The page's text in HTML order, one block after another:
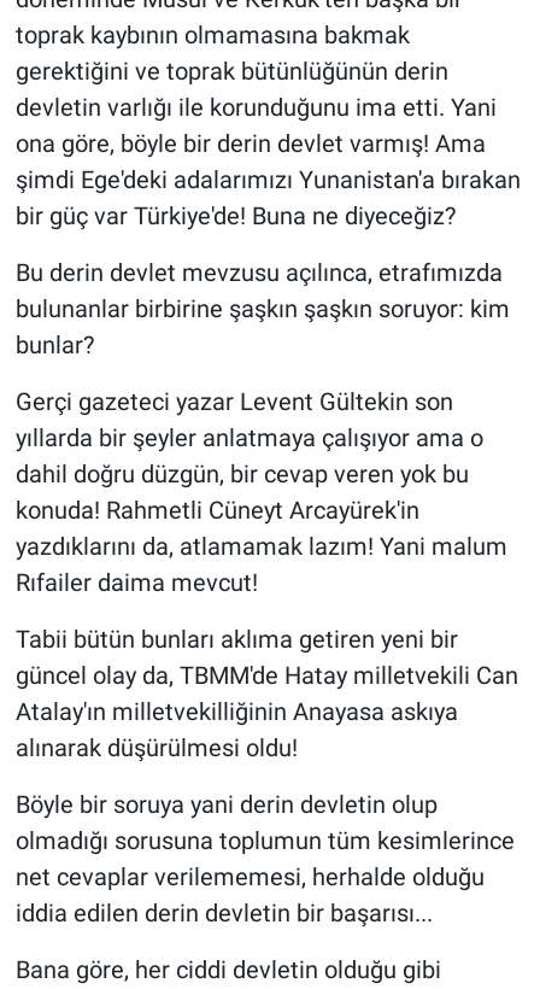
toprak kaybının olmamasına bakmak
gerektiğini ve toprak bütünlüğünün derin
devletin varlığı ile korunduğunu ima etti. Yani
ona göre, böyle bir derin devlet varmış! Ama
şimdi Ege'deki adalarımızı Yunanistan'a bırakan
bir güç var Türkiye'de! Buna ne diyeceğiz?
Bu derin devlet mevzusu açılınca, etrafımızda
bulunanlar birbirine şaşkın şaşkın soruyor: kim
bunlar?
Gerçi gazeteci yazar Levent Gültekin son
yıllarda bir şeyler anlatmaya çalışıyor ama o
dahil doğru düzgün, bir cevap veren yok bu
konuda! Rahmetli Cüneyt Arcayürek'in
yazdıklarını da, atlamamak lazım! Yani malum
Rıfailer daima mevcut!
Tabii bütün bunları aklıma getiren yeni bir
güncel olay da, TBMM'de Hatay milletvekili Can
Atalay'ın milletvekilliğinin Anayasa askıya
alınarak düşürülmesi oldu!
Böyle bir soruya yani derin devletin olup
olmadığı sorusuna toplumun tüm kesimlerince
net cevaplar verilememesi, herhalde olduğu
iddia edilen derin devletin bir başarısı...
Bana göre, her ciddi devletin olduğu gibi